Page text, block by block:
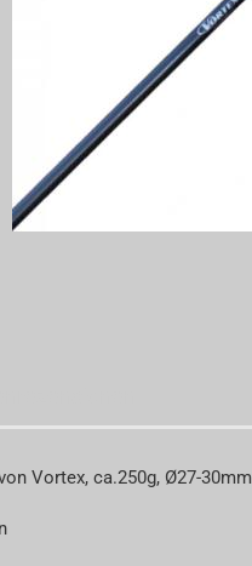
Vortex, ca.250g, Ø27-30mm